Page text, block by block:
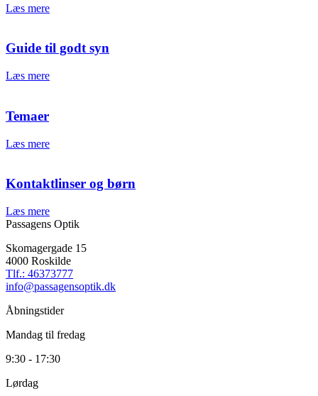
Læs mere
Guide til godt syn
Læs mere
Temaer
Læs mere
Kontaktlinser og børn
Læs mere
Passagens Optik
Skomagergade 15
4000 Roskilde
Tlf.: 46373777
info@passagensoptik.dk
Åbningstider
Mandag til fredag
9:30 - 17:30
Lørdag